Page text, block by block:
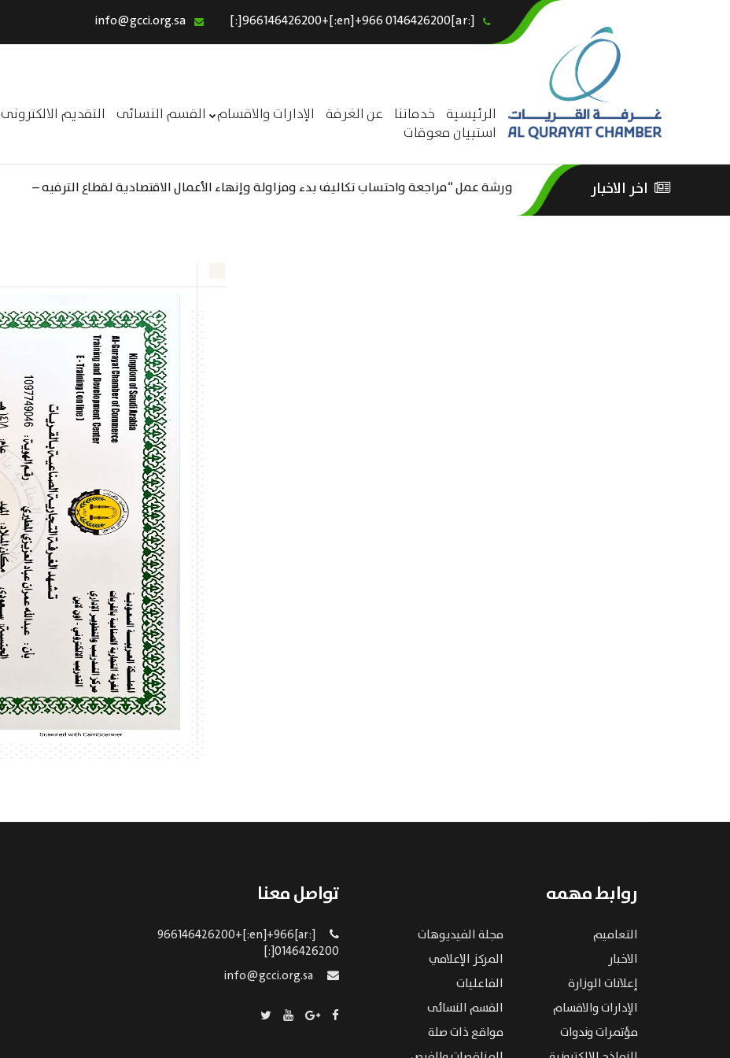
[:ar]966146426200+[:en]+966 0146426200[:]
الرئيسية خدماتنا عن الغرفة الإدارات والاقسام القسم النسائى التقديم الالكترونى
استبيان معوقات
الرئيسية
عن الغرفة
القسم النسائى
التقديم الالكترونى
اخر الاخبار ورشة عمل “مراجعة واحتساب تكاليف بدء ومزاولة وإنهاء الأعمال الاقتصادية لقطاع الترفيه –
روابط مهمه
التعاميم
مجلة الفيديوهات
الاخبار
المركز الإعلامي
إعلانات الوزارة
الفاعليات
الإدارات والاقسام
القسم النسائى
مؤتمرات وندوات
مواقع ذات صلة
تواصل معنا
[:ar]966146426200+[:en]+966
0146426200[:]